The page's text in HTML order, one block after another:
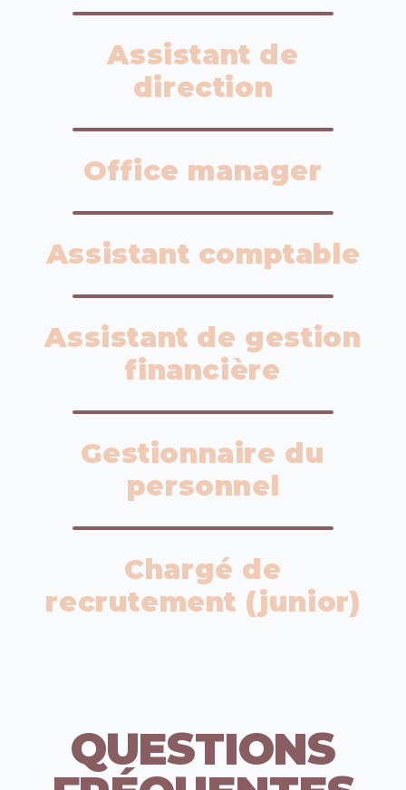
Assistant de
direction
Office manager
Assistant comptable
Assistant de gestion
financière
Gestionnaire du
personnel
Chargé de
recrutement (junior)
QUESTIONS